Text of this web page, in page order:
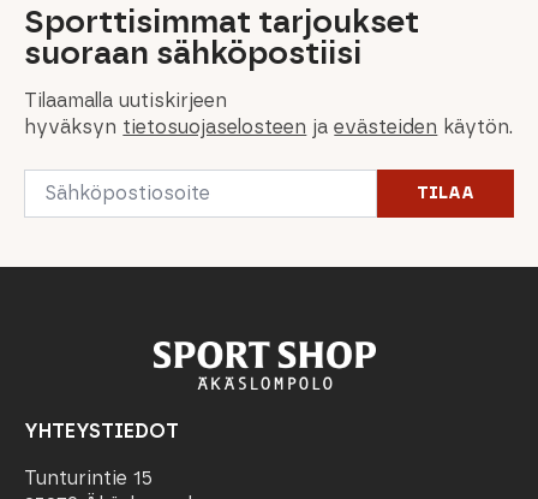
Sporttisimmat tarjoukset
suoraan sähköpostiisi
Tilaamalla uutiskirjeen
hyväksyn tietosuojaselosteen jaevästeiden käytön.
Email
TILAA
YHTEYSTIEDOT
Tunturintie 15